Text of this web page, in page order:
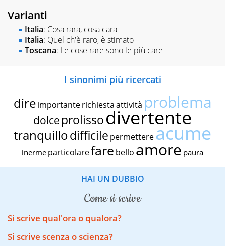
Varianti
Italia: Cosa rara, cosa cara
Italia: Quel ch'è raro, è stimato
Toscana: Le cose rare sono le più care
I sinonimi più ricercati
dire importante richiestaattività problema
dolce prolissodivertente
tranquillodifficile permettereacume
inerme particolarefare bello amore paura
HAI UN DUBBIO
come si scrive
Si scrive qual'ora o qualora?
Si scrive scenza o scienza?